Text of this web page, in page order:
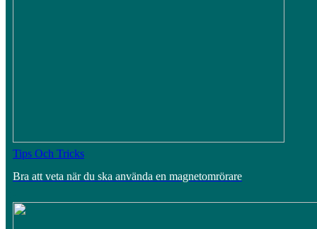
Tips Och Tricks
Bra att veta när du ska använda en magnetomrörare